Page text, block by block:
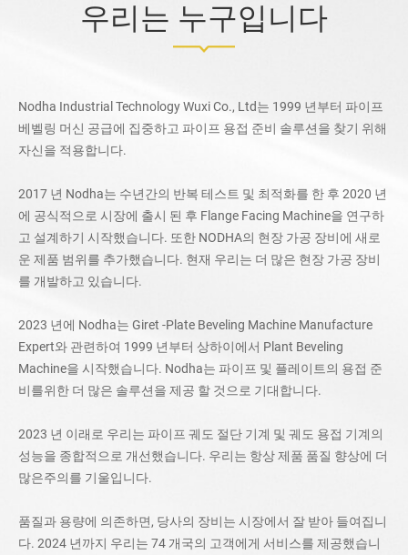
우리는 누구입니다
Nodha Industrial Technology Wuxi Co., Ltd는 1999 년부터 파이프
베벨링 머신 공급에 집중하고 파이프 용접 준비 솔루션을 찾기 위해
자신을 적용합니다.
2017 년 Nodha는 수년간의 반복 테스트 및 최적화를 한 후 2020 년
에 공식적으로 시장에 출시 된 후 Flange Facing Machine을 연구하
고 설계하기 시작했습니다. 또한 NODHA의 현장 가공 장비에 새로
운 제품 범위를 추가했습니다. 현재 우리는 더 많은 현장 가공 장비
를 개발하고 있습니다.
2023 년에 Nodha는 Giret -Plate Beveling Machine Manufacture
Expert와 관련하여 1999 년부터 상하이에서 Plant Beveling
Machine을 시작했습니다. Nodha는 파이프 및 플레이트의 용접 준
비를위한 더 많은 솔루션을 제공 할 것으로 기대합니다.
2023 년 이래로 우리는 파이프 궤도 절단 기계 및 궤도 용접 기계의
성능을 종합적으로 개선했습니다. 우리는 항상 제품 품질 향상에 더
많은주의를 기울입니다.
품질과 용량에 의존하면, 당사의 장비는 시장에서 잘 받아 들여집니
다. 2024 년까지 우리는 74 개국의 고객에게 서비스를 제공했습니